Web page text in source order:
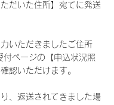
だいた住所】宛てに発送
いただきましたご住所
付ページの【申込状況照
認いただけます。
、返送されてきました場